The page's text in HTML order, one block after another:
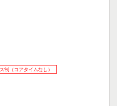
制（コアタイムなし）